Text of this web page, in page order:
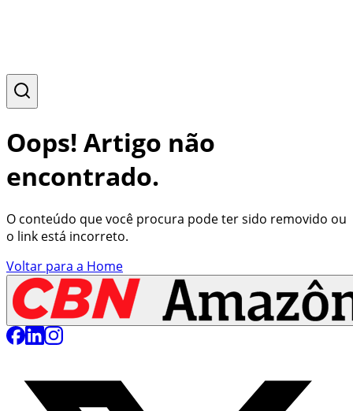
Oops! Artigo não
encontrado.
O conteúdo que você procura pode ter sido removido ou
o link está incorreto.
Voltar para a Home